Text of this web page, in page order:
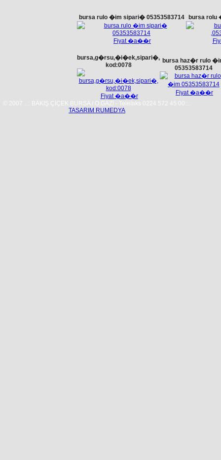
bursa rulo �im sipari� 05353583714
Fiyat �a��r
bursa rolu
bursa,g�rsu,�i�ek,sipari�,
kod:0078
Fiyat �a��r
bursa haz�r rulo
05353583714
Fiyat �a��r
© 2007 ..:: BAKIŞ ÇİÇEK BURSA / O.GAZİ - Telefaks 0224 572 45 00::..
TASARIM RUMEDYA